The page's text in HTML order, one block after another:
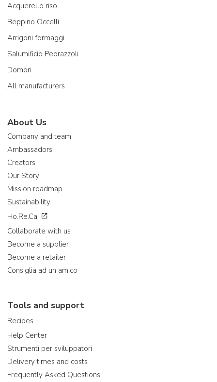
Acquerello riso
Beppino Occelli
Arrigoni formaggi
Salumificio Pedrazzoli
Domori
All manufacturers
About Us
Company and team
Ambassadors
Creators
Our Story
Mission roadmap
Sustainability
Ho.Re.Ca.
Collaborate with us
Become a supplier
Become a retailer
Consiglia ad un amico
Tools and support
Recipes
Help Center
Strumenti per sviluppatori
Delivery times and costs
Frequently Asked Questions